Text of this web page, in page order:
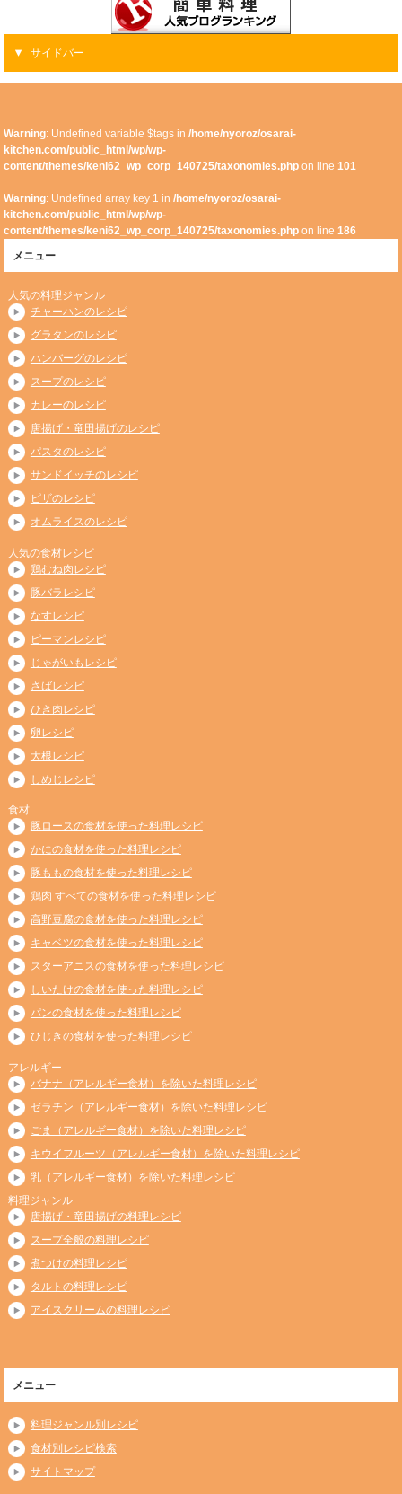
サイドバー
Warning: Undefined variable $tags in/home/nyoroz/osarai-
kitchen.com/public_html/wp/wp-
content/themes/keni62_wp_corp_140725/taxonomies.php on line101
Warning: Undefined array key 1 in/home/nyoroz/osarai-
kitchen.com/public_html/wp/wp-
content/themes/keni62_wp_corp_140725/taxonomies.php on line186
メニュー
人気の料理ジャンル
チャーハンのレシピ
グラタンのレシピ
ハンバーグのレシピ
スープのレシピ
カレーのレシピ
唐揚げ・竜田揚げのレシピ
パスタのレシピ
サンドイッチのレシピ
ピザのレシピ
オムライスのレシピ
人気の食材レシピ
鶏むね肉レシピ
豚バラレシピ
なすレシピ
ピーマンレシピ
じゃがいもレシピ
さばレシピ
ひき肉レシピ
卵レシピ
大根レシピ
しめじレシピ
食材
豚ロースの食材を使った料理レシピ
かにの食材を使った料理レシピ
豚ももの食材を使った料理レシピ
鶏肉 すべての食材を使った料理レシピ
高野豆腐の食材を使った料理レシピ
キャベツの食材を使った料理レシピ
スターアニスの食材を使った料理レシピ
しいたけの食材を使った料理レシピ
パンの食材を使った料理レシピ
ひじきの食材を使った料理レシピ
アレルギー
バナナ（アレルギー食材）を除いた料理レシピ
ゼラチン（アレルギー食材）を除いた料理レシピ
ごま（アレルギー食材）を除いた料理レシピ
キウイフルーツ（アレルギー食材）を除いた料理レシピ
乳（アレルギー食材）を除いた料理レシピ
料理ジャンル
唐揚げ・竜田揚げの料理レシピ
スープ全般の料理レシピ
煮つけの料理レシピ
タルトの料理レシピ
アイスクリームの料理レシピ
メニュー
料理ジャンル別レシピ
食材別レシピ検索
サイトマップ